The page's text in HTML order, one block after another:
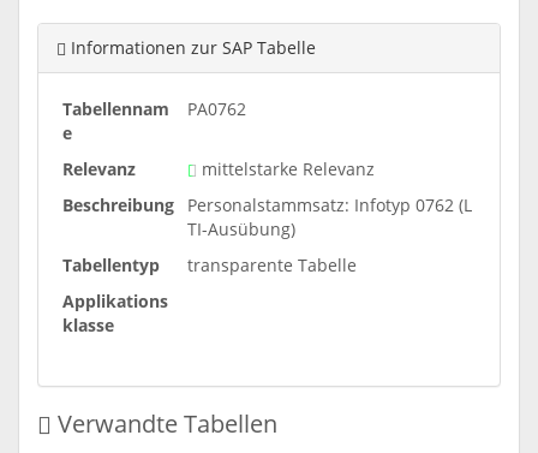
Informationen zur SAP Tabelle
Tabellennam
e
PA0762
Relevanz
mittelstarke Relevanz
Beschreibung
Personalstammsatz: Infotyp 0762 (L
TI-Ausübung)
Tabellentyp
transparente Tabelle
Applikations
klasse
Verwandte Tabellen